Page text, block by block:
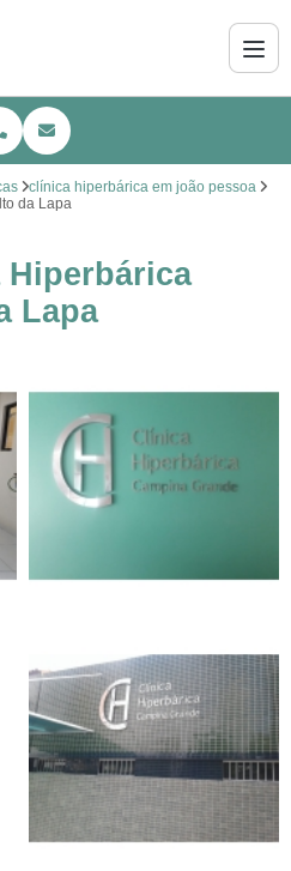
clínica hiperbárica em joão pessoa
da Lapa
Hiperbárica
Lapa